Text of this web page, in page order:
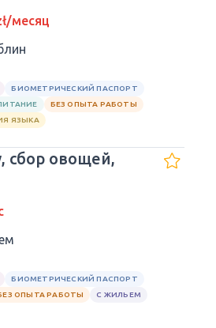
месяц
БИОМЕТРИЧЕСКИЙ ПАСПОРТ
БЕЗ ОПЫТА РАБОТЫ
ЯЗЫКА
сбор овощей,
БИОМЕТРИЧЕСКИЙ ПАСПОРТ
ОПЫТА РАБОТЫ
С ЖИЛЬЕМ